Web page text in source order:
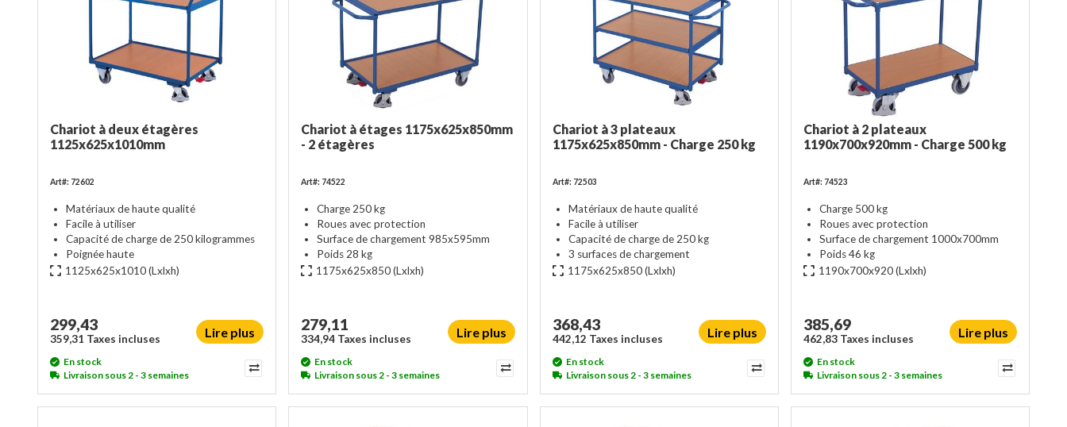
Chariot à deux étagères
1125x625x1010mm
Art#: 72602
Matériaux de haute qualité
Facile à utiliser
Capacité de charge de 250 kilogrammes
Poignée haute
1125x625x1010(Lxlxh)
299,43
359,31 Taxes incluses Lire plus
En stock
Livraison sous 2 - 3 semaines
Chariot à étages 1175x625x850mm
- 2 étagères
Art#: 74522
Charge 250 kg
Roues avec protection
Surface de chargement 985x595mm
Poids 28 kg
1175x625x850(Lxlxh)
279,11
334,94 Taxes incluses Lire plus
En stock
Livraison sous 2 - 3 semaines
Chariot à 3 plateaux
1175x625x850mm - Charge 250 kg
Art#: 72503
Matériaux de haute qualité
Facile à utiliser
Capacité de charge de 250 kg
3 surfaces de chargement
1175x625x850(Lxlxh)
368,43
442,12 Taxes incluses Lire plus
En stock
Livraison sous 2 - 3 semaines
Chariot à 2 plateaux
1190x700x920mm - Charge 500 kg
Art#: 74523
Charge 500 kg
Roues avec protection
Surface de chargement 1000x700mm
Poids 46 kg
1190x700x920(Lxlxh)
385,69
462,83 Taxes incluses Lire plus
En stock
Livraison sous 2 - 3 semaines